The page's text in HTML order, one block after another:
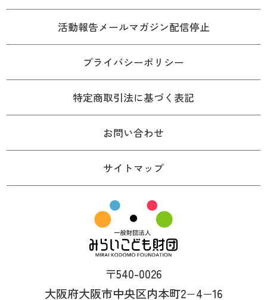
活動報告メールマガジン配信停止
プライバシーポリシー
特定商取引法に基づく表記
お問い合わせ
サイトマップ
〒540-0026
大阪府大阪市中央区内本町2−4−16